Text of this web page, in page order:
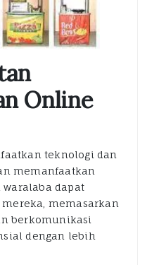
Online
teknologi dan
memanfaatkan
dapat
memasarkan
berkomunikasi
dengan lebih